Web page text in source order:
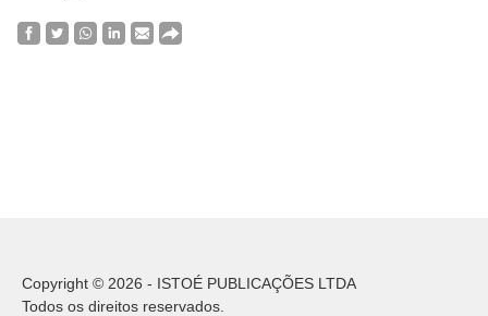
Copyright © 2026 - ISTOÉ PUBLICAÇÕES LTDA
Todos os direitos reservados.